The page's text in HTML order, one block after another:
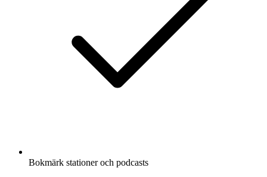
Bokmärk stationer och podcasts